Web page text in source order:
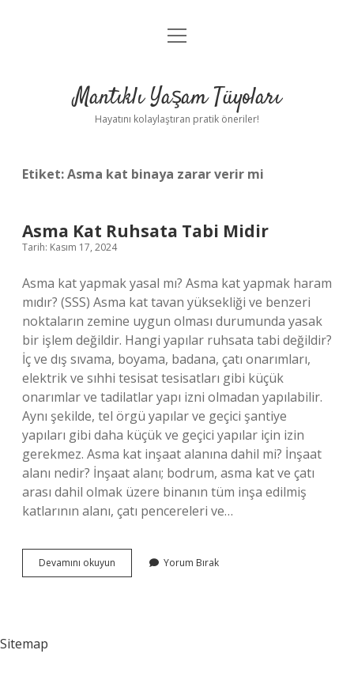
Anasayfa
Yasal Uyarı
menüyü
Mantıklı Yaşam Tüyoları
Hayatını kolaylaştıran pratik öneriler!
Etiket:Asma kat binaya zarar verir mi
Asma Kat Ruhsata Tabi Midir
Tarih: Kasım 17, 2024
Asma kat yapmak yasal mı? Asma kat yapmak haram
mıdır? (SSS) Asma kat tavan yüksekliği ve benzeri
noktaların zemine uygun olması durumunda yasak
bir işlem değildir. Hangi yapılar ruhsata tabi değildir?
İç ve dış sıvama, boyama, badana, çatı onarımları,
elektrik ve sıhhi tesisat tesisatları gibi küçük
onarımlar ve tadilatlar yapı izni olmadan yapılabilir.
Aynı şekilde, tel örgü yapılar ve geçici şantiye
yapıları gibi daha küçük ve geçici yapılar için izin
gerekmez. Asma kat inşaat alanına dahil mi? İnşaat
alanı nedir? İnşaat alanı; bodrum, asma kat ve çatı
arası dahil olmak üzere binanın tüm inşa edilmiş
katlarının alanı, çatı pencereleri ve…
Devamını okuyun
Kat
Yorum Bırak
Sitemap